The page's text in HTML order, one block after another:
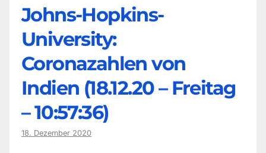
Johns-Hopkins-
University:
Coronazahlen von
Indien (18.12.20 – Freitag
– 10:57:36)
18. Dezember 2020